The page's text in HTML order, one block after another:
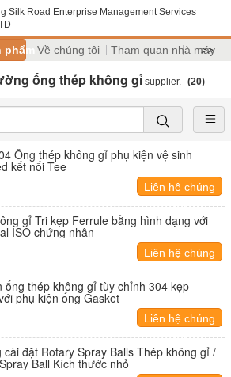
Silk Road Enterprise Management Services
Về chúng tôi Tham quan nhà máy
>>
ống thép không gỉ supplier. (20)
Ống thép không gỉ phụ kiện vệ sinh
kết nối Tee
Liên hệ chúng
tôi
gỉ Tri kẹp Ferrule bằng hình dạng với
ISO chứng nhận
Liên hệ chúng
tôi
ống thép không gỉ tùy chỉnh 304 kẹp
phụ kiện ống Gasket
Liên hệ chúng
tôi
cài đặt Rotary Spray Balls Thép không gỉ /
Ball Kích thước nhỏ